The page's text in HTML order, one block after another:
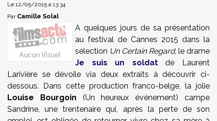
Le 12/05/2015 à 13:34
Par Camille Solal
A quelques jours de sa présentation
au festival de Cannes 2015 dans la
sélection Un Certain Regard, le drame
Je suis un soldatde Laurent
Larivière se dévoile via deux extraits à découvrir ci-
dessous. Dans cette production franco-belge, la jolie
Louise Bourgoin (Un heureux événement) campe
Sandrine, une trentenaire qui, après la perte de son